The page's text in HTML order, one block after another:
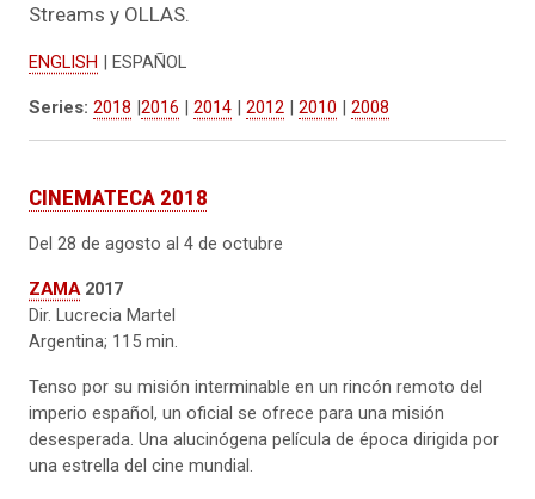
Streams y OLLAS.
ENGLISH | ESPAÑOL
Series: 2018 |2016 | 2014 | 2012 | 2010 | 2008
CINEMATECA 2018
Del 28 de agosto al 4 de octubre
ZAMA2017
Dir. Lucrecia Martel
Argentina; 115 min.
Tenso por su misión interminable en un rincón remoto del
imperio español, un oficial se ofrece para una misión
desesperada. Una alucinógena película de época dirigida por
una estrella del cine mundial.